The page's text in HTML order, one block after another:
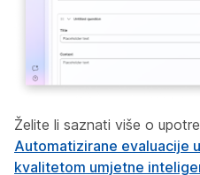
Želite li saznati više o
Automatizirane evaluacije
kvalitetom umjetne